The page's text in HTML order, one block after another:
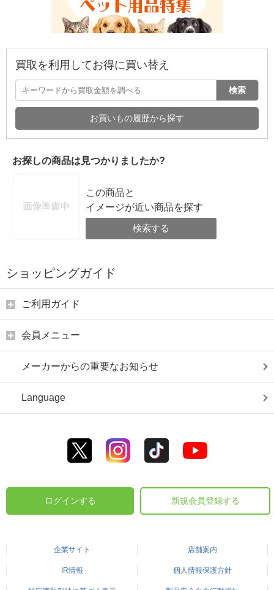
買取を利用してお得に買い替え
検索
お買いもの履歴から探す
お探しの商品は見つかりましたか?
この商品と
イメージが近い商品を探す
検索する
ショッピングガイド
ご利用ガイド
会員メニュー
メーカーからの重要なお知らせ
Language
ログインする 新規会員登録する
企業サイト 店舗案内
IR情報 個人情報保護方針